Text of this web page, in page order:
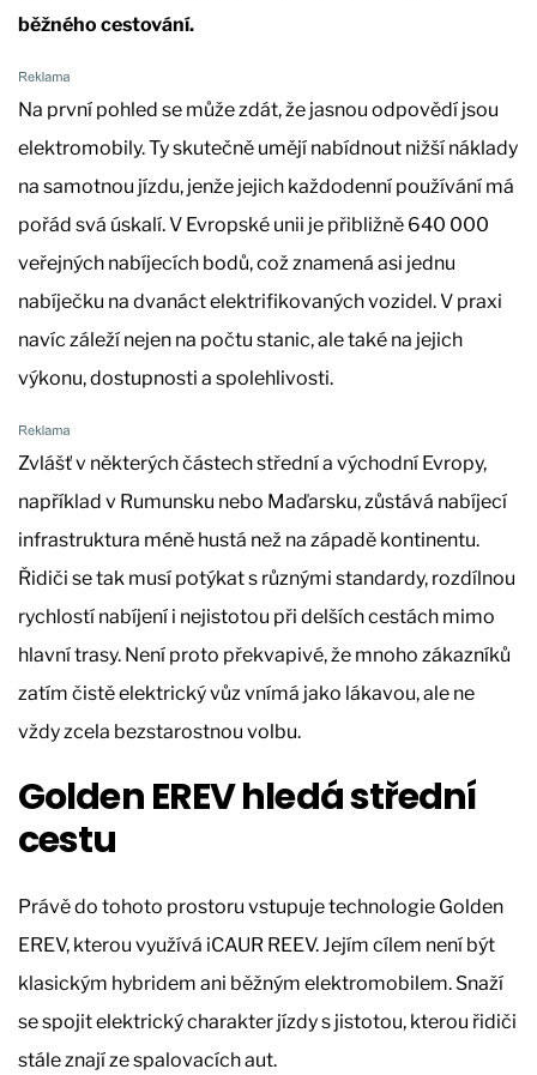
běžného cestování.
Na první pohled se může zdát, že jasnou odpovědí jsou
elektromobily. Ty skutečně umějí nabídnout nižší náklady
na samotnou jízdu, jenže jejich každodenní používání má
pořád svá úskalí. V Evropské unii je přibližně 640 000
veřejných nabíjecích bodů, což znamená asi jednu
nabíječku na dvanáct elektrifikovaných vozidel. V praxi
navíc záleží nejen na počtu stanic, ale také na jejich
výkonu, dostupnosti a spolehlivosti.
Zvlášť v některých částech střední a východní Evropy,
například v Rumunsku nebo Maďarsku, zůstává nabíjecí
infrastruktura méně hustá než na západě kontinentu.
Řidiči se tak musí potýkat s různými standardy, rozdílnou
rychlostí nabíjení i nejistotou při delších cestách mimo
hlavní trasy. Není proto překvapivé, že mnoho zákazníků
zatím čistě elektrický vůz vnímá jako lákavou, ale ne
vždy zcela bezstarostnou volbu.
Golden EREV hledá střední
cestu
Právě do tohoto prostoru vstupuje technologie Golden
EREV, kterou využívá iCAUR REEV. Jejím cílem není být
klasickým hybridem ani běžným elektromobilem. Snaží
se spojit elektrický charakter jízdy s jistotou, kterou řidiči
stále znají ze spalovacích aut.